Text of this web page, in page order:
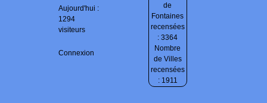
Aujourd'hui :
1294
visiteurs
Connexion
de
Fontaines
recensées
: 3364
Nombre
de Villes
recensées
: 1911